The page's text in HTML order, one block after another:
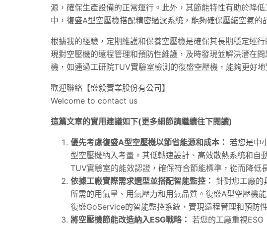
源，確保生產設備的正常運行。此外，其節能特性有助於降
中，復盛A型空壓機搭配精密過濾系統，能夠確保壓縮空氣的
根據我的經驗，定期維護和保養空壓機是確保其長期穩定運
現對空壓機的遠程管理和預防性維護，及時發現並解決潛在
機，如通過工研院TUV實驗室檢測的復盛空壓機，能夠更好
歡迎聯絡【盛毅實業股份有公司】
Welcome to contact us
這篇文章的實用建議如下(更多細節請繼續往下閱讀)
優先考慮復盛A型空壓機以節省能源和成本： 若您是中
型空壓機納入考量。其低轉速設計、高效散熱系統和
TUV實驗室的能效認證，確保符合節能標準，從而降低
依據工廠實際需求選型並搭配智能監控： 針對您工廠的
所需的用氣量、用氣壓力和用氣品質。復盛A型空壓機
復盛GoService的智能監控系統，實現遠程管理和預防
將空壓機節能改造納入ESG戰略： 若您的工廠重視